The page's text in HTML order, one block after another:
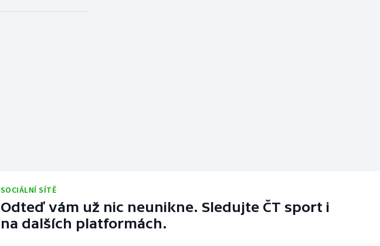
SOCIÁLNÍ SÍTĚ
Odteď vám už nic neunikne. Sledujte ČT sport i
na dalších platformách.